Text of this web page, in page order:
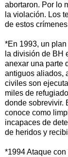
abortaron. Por lo
la violación. Los
de estos
*En 1993, un
la división de BH
anexar una parte
antiguos aliados,
civiles son
miles de
donde sobrevivir.
conoce como
incapaces de
de heridos y
*1994 Ataque